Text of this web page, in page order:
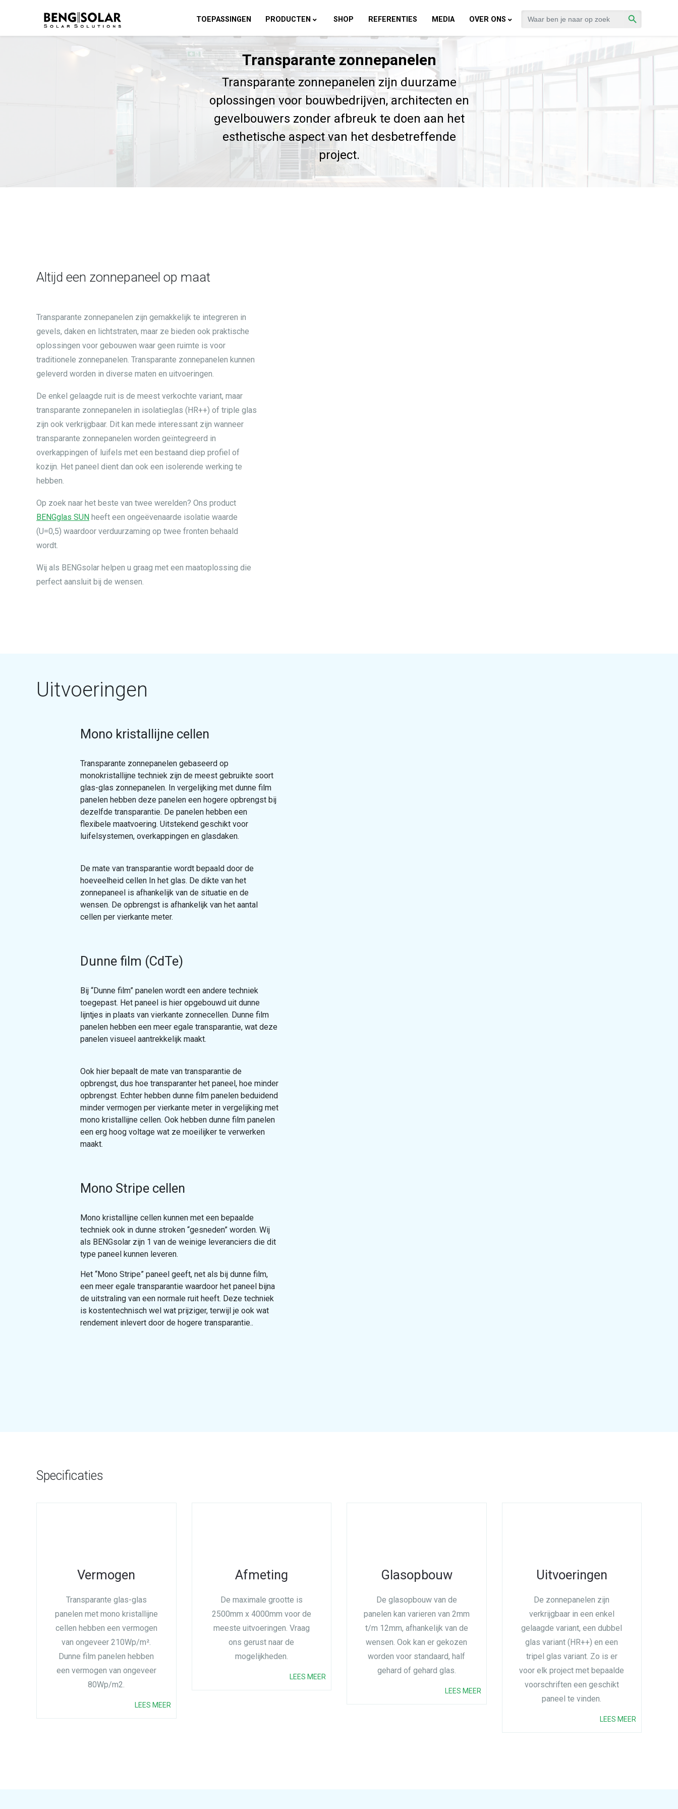
TOEPASSINGEN PRODUCTEN SHOP REFERENTIES MEDIA OVER ONS
Zoek
naar:
Zoekknop
Transparante zonnepanelen
Transparante zonnepanelen zijn duurzame
oplossingen voor bouwbedrijven, architecten en
gevelbouwers zonder afbreuk te doen aan het
esthetische aspect van het desbetreffende
project.
Altijd een zonnepaneel op maat
Transparante zonnepanelen zijn gemakkelijk te integreren in
gevels, daken en lichtstraten, maar ze bieden ook praktische
oplossingen voor gebouwen waar geen ruimte is voor
traditionele zonnepanelen. Transparante zonnepanelen kunnen
geleverd worden in diverse maten en uitvoeringen.
De enkel gelaagde ruit is de meest verkochte variant, maar
transparante zonnepanelen in isolatieglas (HR++) of triple glas
zijn ook verkrijgbaar. Dit kan mede interessant zijn wanneer
transparante zonnepanelen worden geïntegreerd in
overkappingen of luifels met een bestaand diep profiel of
kozijn. Het paneel dient dan ook een isolerende werking te
hebben.
Op zoek naar het beste van twee werelden? Ons product
BENGglas SUN heeft een ongeëvenaarde isolatie waarde
(U=0,5) waardoor verduurzaming op twee fronten behaald
wordt.
Wij als BENGsolar helpen u graag met een maatoplossing die
perfect aansluit bij de wensen.
Uitvoeringen
Mono kristallijne cellen
Transparante zonnepanelen gebaseerd op
monokristallijne techniek zijn de meest gebruikte soort
glas-glas zonnepanelen. In vergelijking met dunne film
panelen hebben deze panelen een hogere opbrengst bij
dezelfde transparantie. De panelen hebben een
flexibele maatvoering. Uitstekend geschikt voor
luifelsystemen, overkappingen en glasdaken.
De mate van transparantie wordt bepaald door de
hoeveelheid cellen In het glas. De dikte van het
zonnepaneel is afhankelijk van de situatie en de
wensen. De opbrengst is afhankelijk van het aantal
cellen per vierkante meter.
Dunne film (CdTe)
Bij “Dunne film” panelen wordt een andere techniek
toegepast. Het paneel is hier opgebouwd uit dunne
lijntjes in plaats van vierkante zonnecellen. Dunne film
panelen hebben een meer egale transparantie, wat deze
panelen visueel aantrekkelijk maakt.
Ook hier bepaalt de mate van transparantie de
opbrengst, dus hoe transparanter het paneel, hoe minder
opbrengst. Echter hebben dunne film panelen beduidend
minder vermogen per vierkante meter in vergelijking met
mono kristallijne cellen. Ook hebben dunne film panelen
een erg hoog voltage wat ze moeilijker te verwerken
maakt.
Mono Stripe cellen
Mono kristallijne cellen kunnen met een bepaalde
techniek ook in dunne stroken “gesneden” worden. Wij
als BENGsolar zijn 1 van de weinige leveranciers die dit
type paneel kunnen leveren.
Het “Mono Stripe” paneel geeft, net als bij dunne film,
een meer egale transparantie waardoor het paneel bijna
de uitstraling van een normale ruit heeft. Deze techniek
is kostentechnisch wel wat prijziger, terwijl je ook wat
rendement inlevert door de hogere transparantie..
Specificaties
Vermogen
Transparante glas-glas
panelen met mono kristallijne
cellen hebben een vermogen
van ongeveer 210Wp/m².
Dunne film panelen hebben
een vermogen van ongeveer
80Wp/m2.
LEES MEER
Afmeting
De maximale grootte is
2500mm x 4000mm voor de
meeste uitvoeringen. Vraag
ons gerust naar de
mogelijkheden.
LEES MEER
Glasopbouw
De glasopbouw van de
panelen kan varieren van 2mm
t/m 12mm, afhankelijk van de
wensen. Ook kan er gekozen
worden voor standaard, half
gehard of gehard glas.
LEES MEER
Uitvoeringen
De zonnepanelen zijn
verkrijgbaar in een enkel
gelaagde variant, een dubbel
glas variant (HR++) en een
tripel glas variant. Zo is er
voor elk project met bepaalde
voorschriften een geschikt
paneel te vinden.
LEES MEER